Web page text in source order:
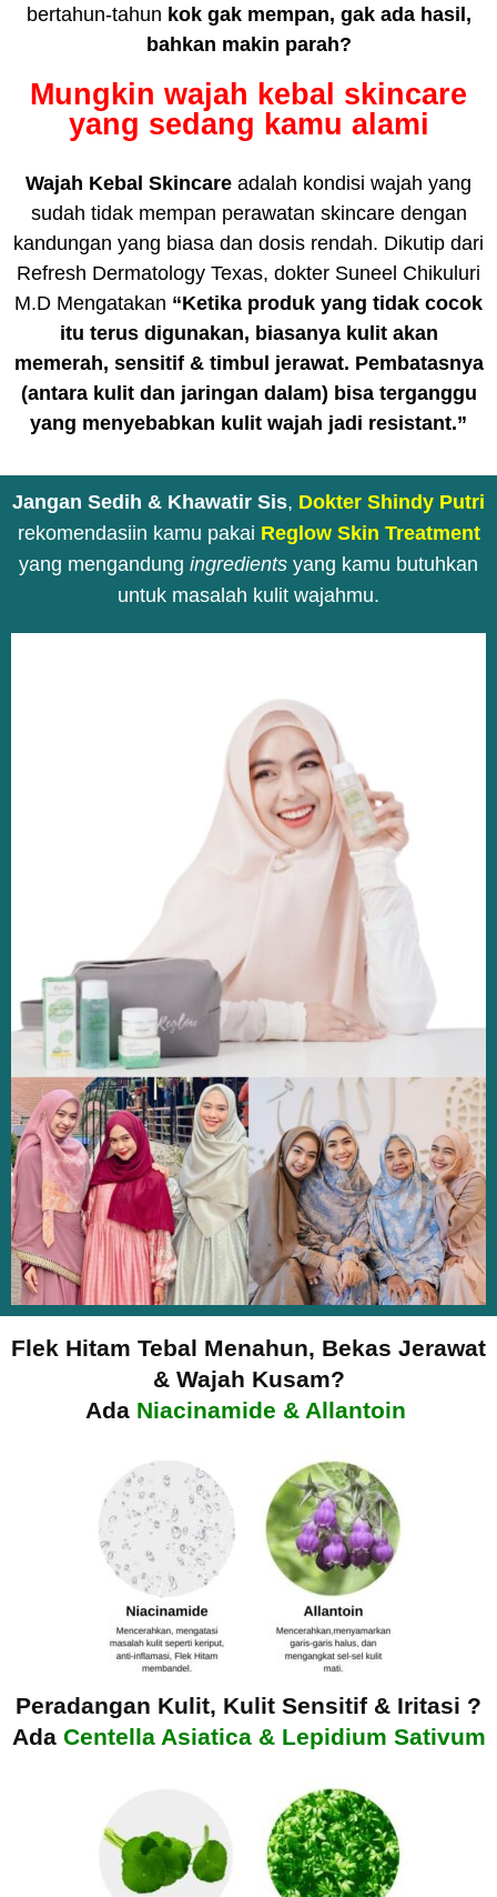
bertahun-tahun kok gak mempan, gak ada hasil,
bahkan makin parah?
Mungkin wajah kebal skincare
yang sedang kamu alami
Wajah Kebal Skincare adalah kondisi wajah yang
sudah tidak mempan perawatan skincare dengan
kandungan yang biasa dan dosis rendah. Dikutip dari
Refresh Dermatology Texas, dokter Suneel Chikuluri
M.D Mengatakan “Ketika produk yang tidak cocok
itu terus digunakan, biasanya kulit akan
memerah, sensitif & timbul jerawat. Pembatasnya
(antara kulit dan jaringan dalam) bisa terganggu
yang menyebabkan kulit wajah jadi resistant.”
Jangan Sedih & Khawatir Sis, Dokter Shindy Putri
rekomendasiin kamu pakai Reglow Skin Treatment
yang mengandung ingredients yang kamu butuhkan
untuk masalah kulit wajahmu.
Flek Hitam Tebal Menahun, Bekas Jerawat
& Wajah Kusam?
Ada Niacinamide & Allantoin
Peradangan Kulit, Kulit Sensitif & Iritasi ?
Ada Centella Asiatica & Lepidium Sativum